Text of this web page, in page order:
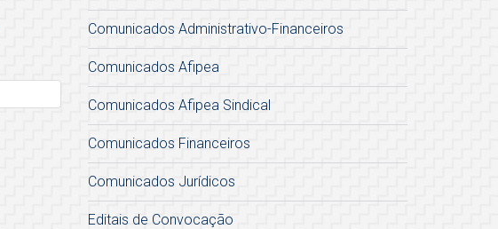
Comunicados Administrativo-Financeiros
Comunicados Afipea
Comunicados Afipea Sindical
Comunicados Financeiros
Comunicados Jurídicos
Editais de Convocação